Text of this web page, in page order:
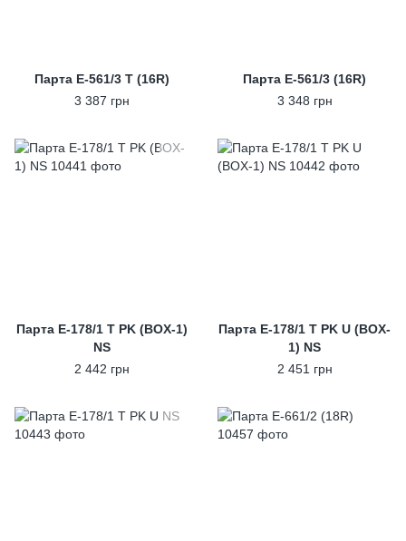
Парта E-561/3 T (16R)
3 387 грн
Парта E-561/3 (16R)
3 348 грн
Парта E-178/1 T PK (BOX-1)
NS
2 442 грн
Парта E-178/1 T PK U (BOX-
1) NS
2 451 грн